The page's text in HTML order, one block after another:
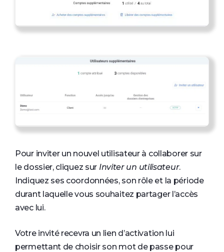
Pour inviter un nouvel utilisateur à collaborer sur
le dossier, cliquez sur Inviter un utilisateur.
Indiquez ses coordonnées, son rôle et la période
durant laquelle vous souhaitez partager l’accès
avec lui.
Votre invité recevra un lien d’activation lui
permettant de choisir son mot de passe pour